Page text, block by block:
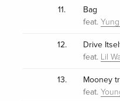
11.
Bag
feat.
12.
Drive
feat. Lil
13.
Mooney
feat.